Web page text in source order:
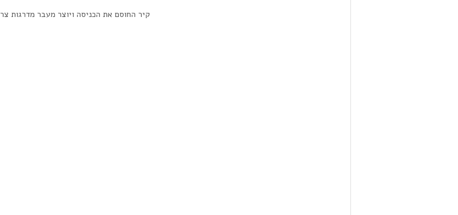
קיר החוסם את הכניסה ויוצר מעבר מדרגות צר